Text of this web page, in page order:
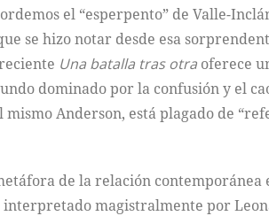
el “esperpento” de Valle-
se hizo notar desde esa
Una batalla tras otra oferece
dominado por la confusión y el
Anderson, está plagado de
de la relación contemporánea
magistralmente por